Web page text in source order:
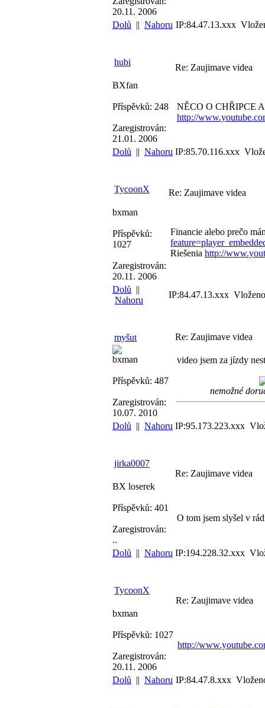
20.11. 2006
Dolů || Nahoru IP:84.47.13.xxx
hubi
BXfan
Příspěvků: 248
Zaregistrován:
21.01. 2006
Re: Zaujimave videa
NĚCO O CHŘIPCE
http://
Dolů || Nahoru IP:85.70.116.xxx
TycoonX
bxman
Příspěvků:
1027
Zaregistrován:
20.11. 2006
Re: Zaujimave videa
Financie alebo prečo
Riešenia http://
Dolů ||
Nahoru
IP:84.47.13.xxx
myšut
bxman
Příspěvků: 487
Zaregistrován:
10.07. 2010
Re: Zaujimave videa
video jsem za jízdy
nemožné
Dolů || Nahoru IP:95.173.223.xxx
jirka0007
BX loserek
Příspěvků: 401
Zaregistrován:
..
Re: Zaujimave videa
O tom jsem slyšel v
Dolů || Nahoru IP:194.228.32.xxx
TycoonX
bxman
Příspěvků: 1027
Zaregistrován:
20.11. 2006
Re: Zaujimave videa
http://
Dolů || Nahoru IP:84.47.8.xxx